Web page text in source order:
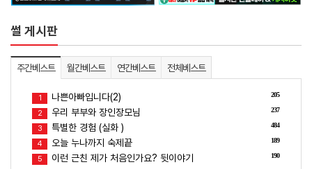
썰 게시판
주간베스트 월간베스트 연간베스트 전체베스트
205
1 나쁜아빠입니다(2)
237
2 우리 부부와 장인장모님
484
3 특별한 경험 (실화 )
189
4 오늘 누나까지 숙제끝
190
5 이런 근친 제가 처음인가요? 뒷이야기